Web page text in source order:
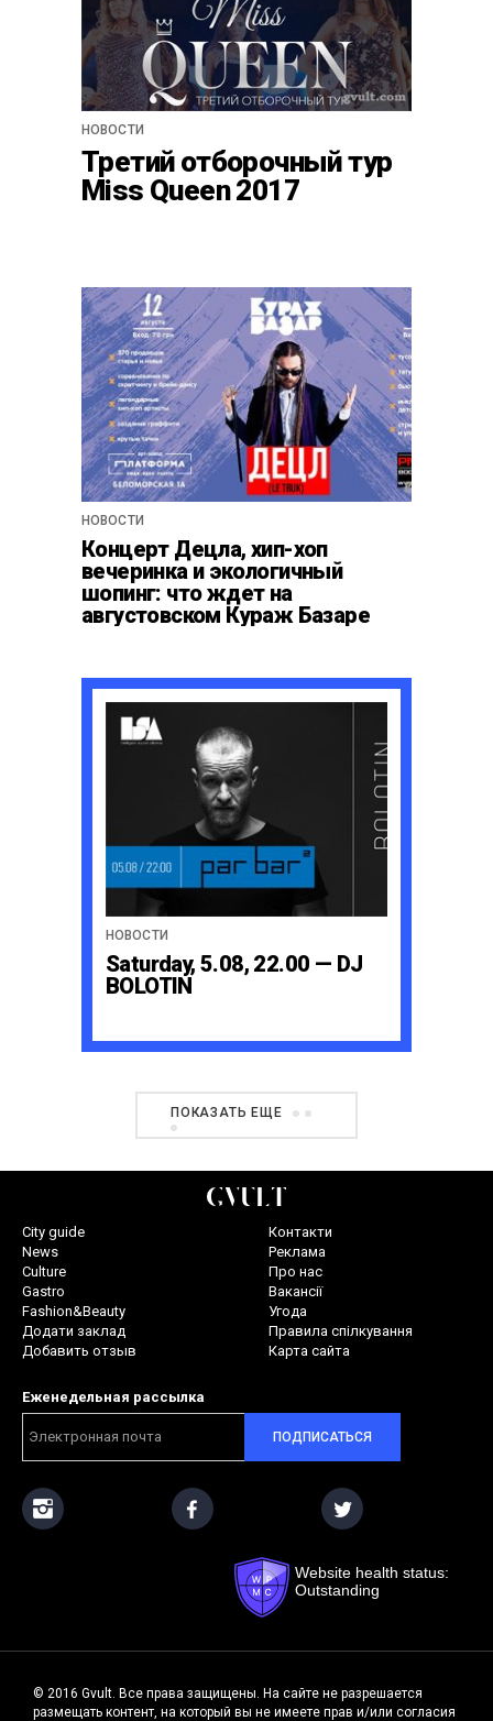
НОВОСТИ
Третий отборочный тур
Miss Queen 2017
НОВОСТИ
Концерт Децла, хип-хоп
вечеринка и экологичный
шопинг: что ждет на
августовском Кураж Базаре
НОВОСТИ
Saturday, 5.08, 22.00 — DJ
BOLOTIN
ПОКАЗАТЬ ЕЩЕ
City guide
News
Culture
Gastro
Fashion&Beauty
Додати заклад
Добавить отзыв
Контакти
Реклама
Про нас
Вакансії
Угода
Правила спілкування
Карта сайта
Еженедельная рассылка
ПОДПИСАТЬСЯ
Website health status:
Outstanding
© 2016 Gvult. Все права защищены. На сайте не разрешается
размещать контент, на который вы не имеете прав и/или согласия